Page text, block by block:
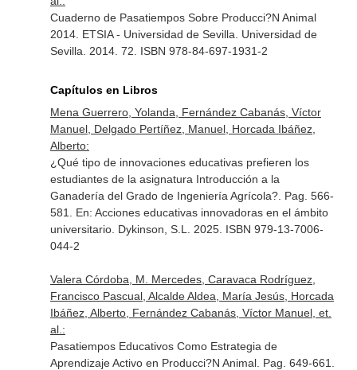
Cuaderno de Pasatiempos Sobre Producci?N Animal
2014. ETSIA - Universidad de Sevilla. Universidad de
Sevilla. 2014. 72. ISBN 978-84-697-1931-2
Capítulos en Libros
Mena Guerrero, Yolanda, Fernández Cabanás, Víctor
Manuel, Delgado Pertíñez, Manuel, Horcada Ibáñez,
Alberto:
¿Qué tipo de innovaciones educativas prefieren los
estudiantes de la asignatura Introducción a la
Ganadería del Grado de Ingeniería Agrícola?. Pag. 566-
581. En: Acciones educativas innovadoras en el ámbito
universitario. Dykinson, S.L. 2025. ISBN 979-13-7006-
044-2
Valera Córdoba, M. Mercedes, Caravaca Rodríguez,
Francisco Pascual, Alcalde Aldea, María Jesús, Horcada
Ibáñez, Alberto, Fernández Cabanás, Víctor Manuel, et.
al.:
Pasatiempos Educativos Como Estrategia de
Aprendizaje Activo en Producci?N Animal. Pag. 649-661.